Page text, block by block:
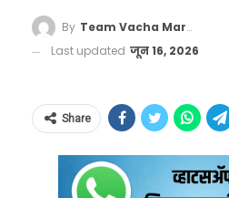
By Team Vacha Marathi
Last updated जून 16, 2026
Share